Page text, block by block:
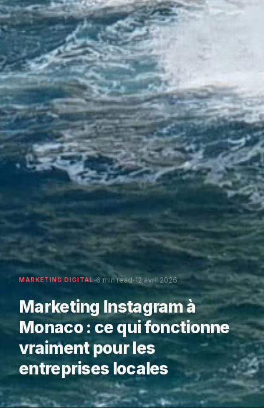
MARKETING DIGITAL·6 min read·12 avril 2026
Marketing Instagram à
Monaco : ce qui fonctionne
vraiment pour les
entreprises locales